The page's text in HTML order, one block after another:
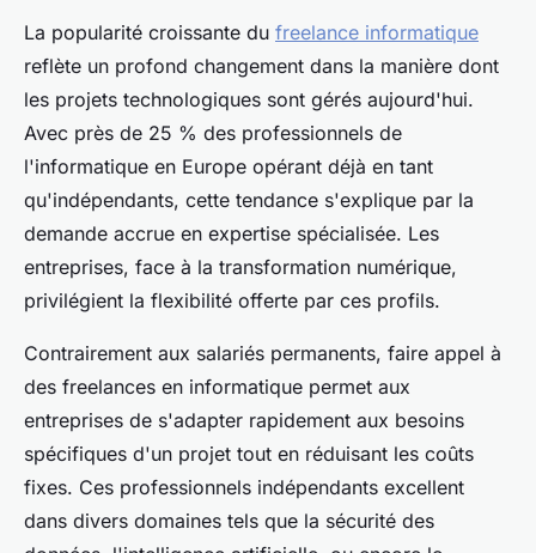
La popularité croissante du freelance informatique
reflète un profond changement dans la manière dont
les projets technologiques sont gérés aujourd'hui.
Avec près de 25 % des professionnels de
l'informatique en Europe opérant déjà en tant
qu'indépendants, cette tendance s'explique par la
demande accrue en expertise spécialisée. Les
entreprises, face à la transformation numérique,
privilégient la flexibilité offerte par ces profils.
Contrairement aux salariés permanents, faire appel à
des freelances en informatique permet aux
entreprises de s'adapter rapidement aux besoins
spécifiques d'un projet tout en réduisant les coûts
fixes. Ces professionnels indépendants excellent
dans divers domaines tels que la sécurité des